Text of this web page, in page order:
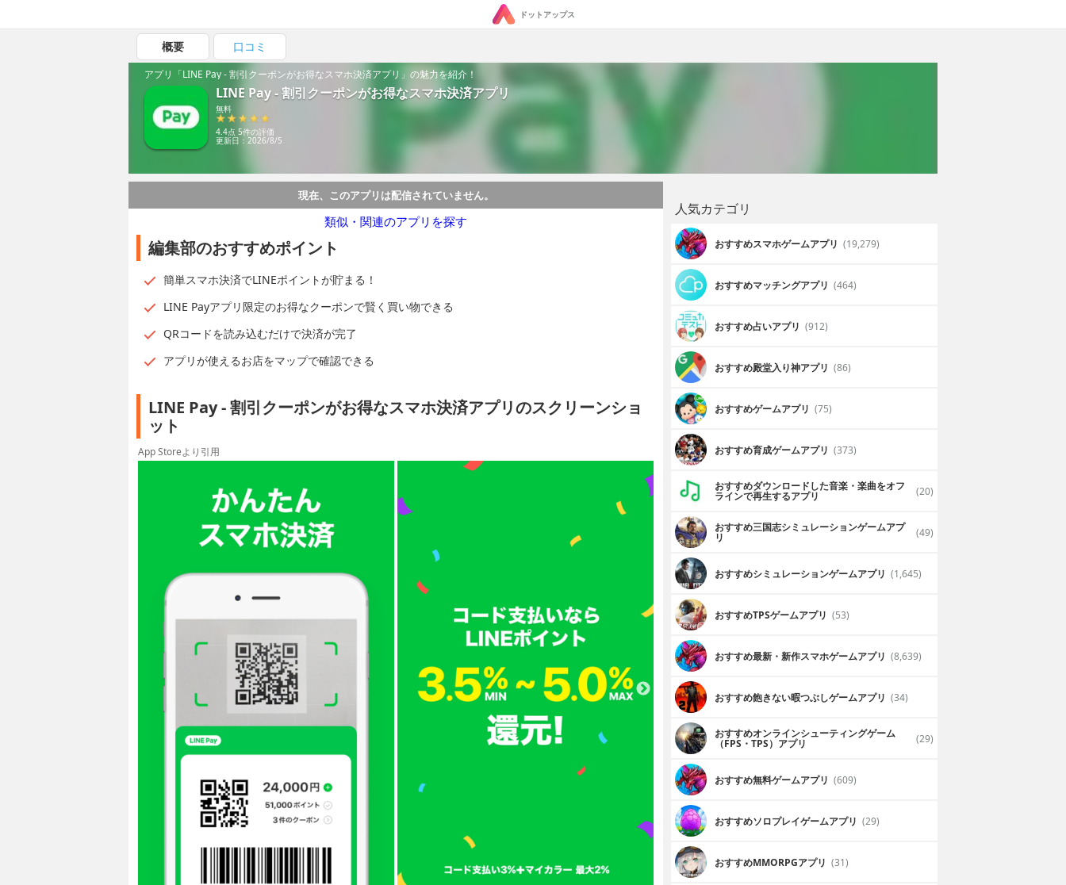
ドットアップス
概要 口コミ
アプリ「LINE Pay - 割引クーポンがお得なスマホ決済アプリ」の魅力を紹介！
LINE Pay - 割引クーポンがお得なスマホ決済アプリ
無料
4.4点 5件の評価
更新日：2026/8/5
現在、このアプリは配信されていません。
類似・関連のアプリを探す
編集部のおすすめポイント
簡単スマホ決済でLINEポイントが貯まる！
LINE Payアプリ限定のお得なクーポンで賢く買い物できる
QRコードを読み込むだけで決済が完了
アプリが使えるお店をマップで確認できる
LINE Pay - 割引クーポンがお得なスマホ決済アプリのスクリーンショ
ット
App Storeより引用
人気カテゴリ
おすすめスマホゲームアプリ (19,279)
おすすめマッチングアプリ (464)
おすすめ占いアプリ (912)
おすすめ殿堂入り神アプリ (86)
おすすめゲームアプリ (75)
おすすめ育成ゲームアプリ (373)
おすすめダウンロードした音楽・楽曲をオフ
ラインで再生するアプリ (20)
おすすめ三国志シミュレーションゲームアプ
リ (49)
おすすめシミュレーションゲームアプリ (1,645)
おすすめTPSゲームアプリ (53)
おすすめ最新・新作スマホゲームアプリ (8,639)
おすすめ飽きない暇つぶしゲームアプリ (34)
おすすめオンラインシューティングゲーム
（FPS・TPS）アプリ (29)
おすすめ無料ゲームアプリ (609)
おすすめソロプレイゲームアプリ (29)
おすすめ MMORPGアプリ (31)